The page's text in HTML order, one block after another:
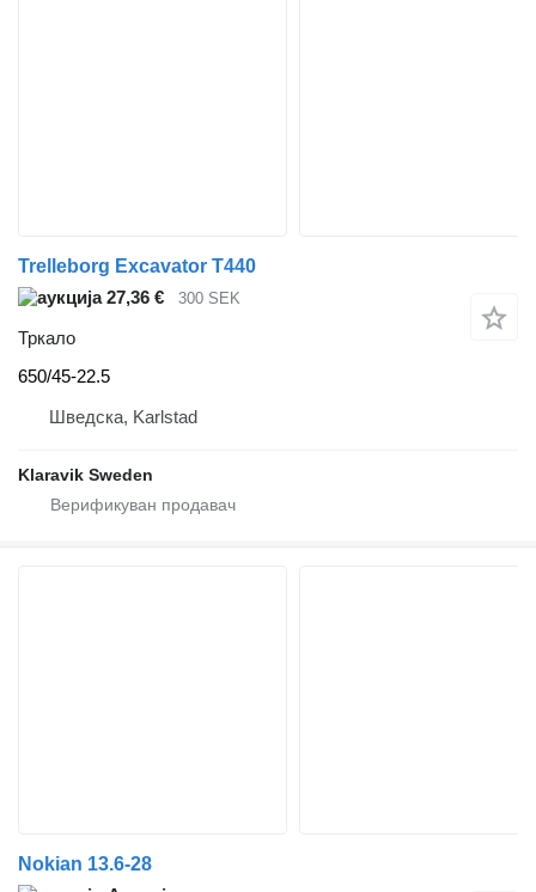
Trelleborg Excavator T440
27,36 €
300 SEK
Тркало
650/45-22.5
Шведска, Karlstad
Klaravik Sweden
Nokian 13.6-28